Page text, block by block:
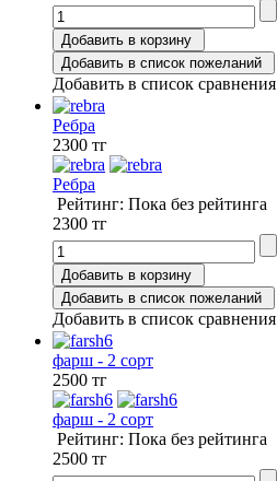
Добавить в корзину
Добавить в список пожеланий
Добавить в список сравнения
Ребра
2300 тг
Ребра
Рейтинг: Пока без рейтинга
2300 тг
Добавить в корзину
Добавить в список пожеланий
Добавить в список сравнения
фарш - 2 сорт
2500 тг
фарш - 2 сорт
Рейтинг: Пока без рейтинга
2500 тг